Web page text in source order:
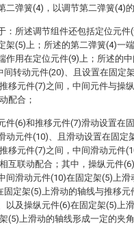
二弹簧(4)，以调节第二弹簧(4)
：所述调节组件还包括定位元件
架(5)上；所述的第二弹簧(4)一
作用在定位元件(9)上；所述的
间转动元件(20)、且设置在固定
移元件(7)之间，中间元件与操
配合；
件(6)和推移元件(7)滑动设置在
动元件(10)、且滑动设置在固定
移元件(7)之间，中间滑动元件
互联动配合；其中，操纵元件
间滑动元件(10)在固定架(5)上滑
固定架(5)上滑动的轴线与推移
以及操纵元件(6)在固定架(5)上
(5)上滑动的轴线形成一定的夹角